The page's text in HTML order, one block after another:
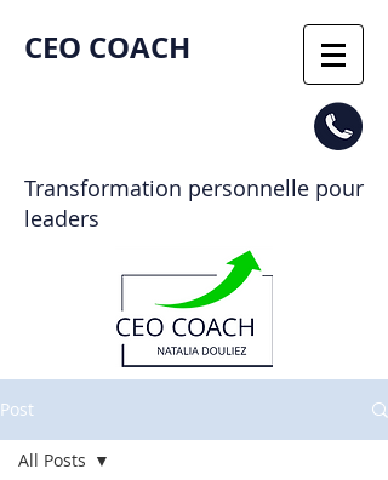
CEO COACH​
Transformation personnelle pour
leaders
Post
All Posts